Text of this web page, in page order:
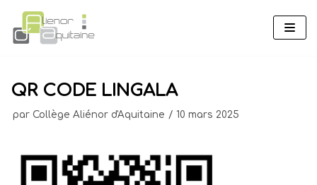
Aller
au
QR CODE LINGALA
par Collège Aliénor d'Aquitaine 10 mars 2025